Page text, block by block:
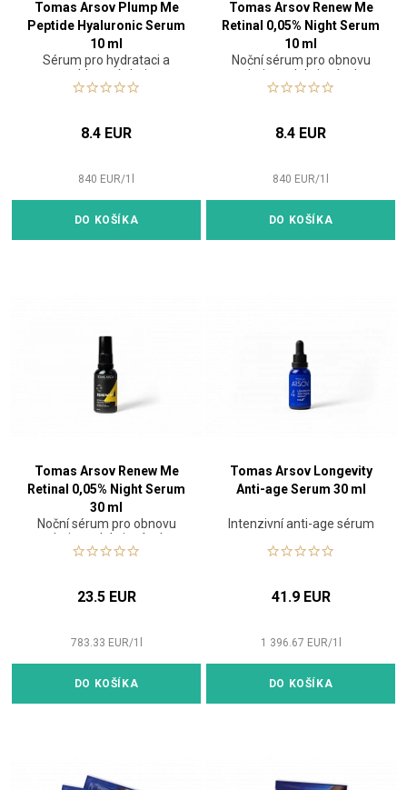
Tomas Arsov Plump Me
Peptide Hyaluronic Serum
10 ml
Sérum pro hydrataci a
vyhlazení pleti
8.4 EUR
840 EUR/1
DO KOŠÍKA
Tomas Arsov Renew Me
Retinal 0,05% Night Serum
10 ml
Noční sérum pro obnovu
pleti a redukci vrásek
8.4 EUR
840 EUR/1
DO KOŠÍKA
Tomas Arsov Renew Me
Retinal 0,05% Night Serum
30 ml
Noční sérum pro obnovu
pleti a redukci vrásek
23.5 EUR
783.33 EUR/1
DO KOŠÍKA
Tomas Arsov Longevity
Anti-age Serum 30 ml
Intenzivní anti-age sérum
41.9 EUR
1 396.67 EUR/1
DO KOŠÍKA